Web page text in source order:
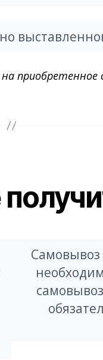
приобретенное
Самовывоз